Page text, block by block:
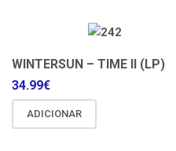
WINTERSUN – TIME II (LP)
34.99€
ADICIONAR